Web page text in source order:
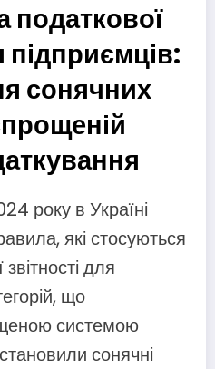
податкової
підприємців:
сонячних
року в Україні
які стосуються
для
що
системою
сонячні